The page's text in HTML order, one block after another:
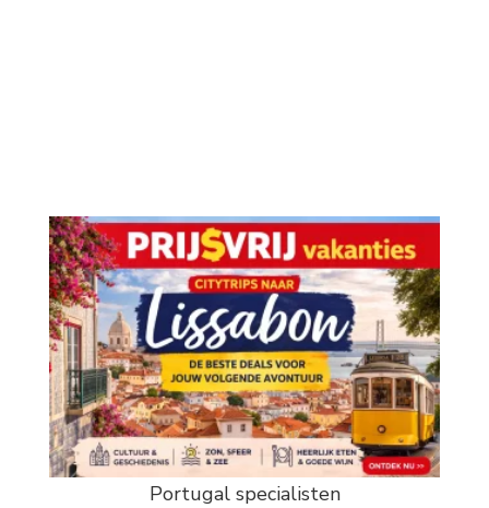
Portugal specialisten